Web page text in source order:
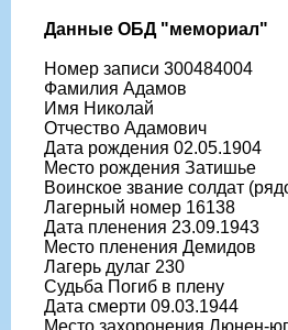
Данные ОБД "мемориал"
Номер записи 300484004
Фамилия Адамов
Имя Николай
Отчество Адамович
Дата рождения 02.05.1904
Место рождения Затишье
Воинское звание солдат
Лагерный номер 16138
Дата пленения 23.09.1943
Место пленения Демидов
Лагерь дулаг 230
Судьба Погиб в плену
Дата смерти 09.03.1944
Место захоронения Люнен-юг